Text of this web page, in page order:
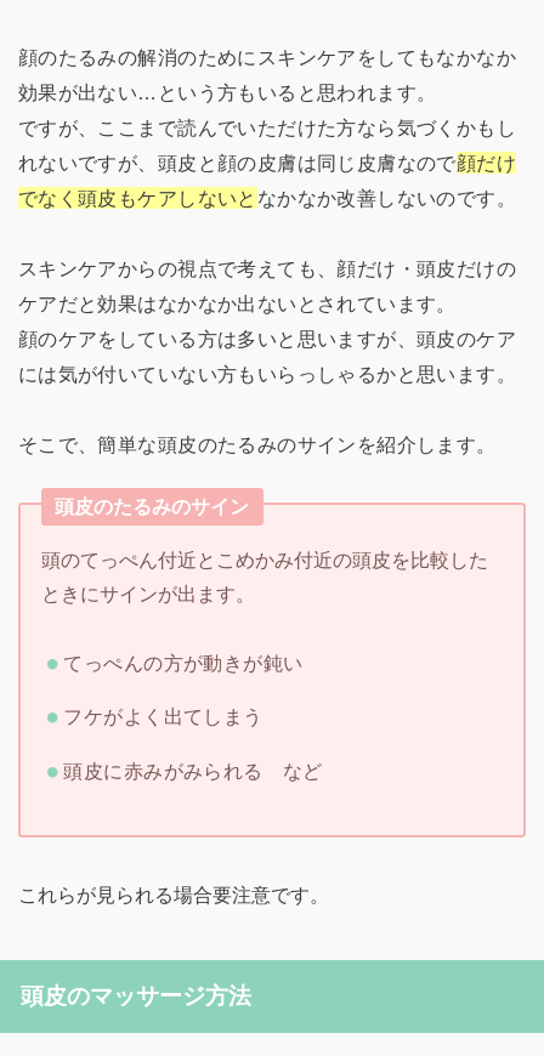
顔のたるみの解消のためにスキンケアをしてもなかなか
効果が出ない…という方もいると思われます。
ですが、ここまで読んでいただけた方なら気づくかもし
れないですが、頭皮と顔の皮膚は同じ皮膚なので顔だけ
でなく頭皮もケアしないと なかなか改善しないのです。
スキンケアからの視点で考えても、顔だけ・頭皮だけの
ケアだと効果はなかなか出ないとされています。
顔のケアをしている方は多いと思いますが、頭皮のケア
には気が付いていない方もいらっしゃるかと思います。
そこで、簡単な頭皮のたるみのサインを紹介します。
頭皮のたるみのサイン
頭のてっぺん付近とこめかみ付近の頭皮を比較した
ときにサインが出ます。
てっぺんの方が動きが鈍い
フケがよく出てしまう
頭皮に赤みがみられる など
これらが見られる場合要注意です。
頭皮のマッサージ方法